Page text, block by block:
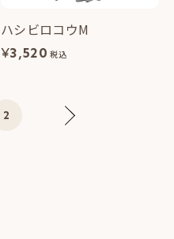
ハシビロコウM
¥3,520 税込
2